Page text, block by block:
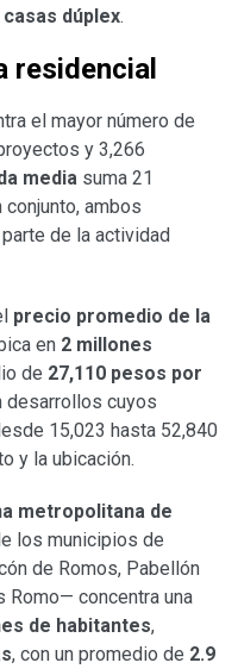
casas dúplex.
residencial
el mayor número de
y 3,266
media suma 21
ambos
de la actividad
precio promedio de la
en 2 millones
de 27,110 pesos por
desarrollos cuyos
15,023 hasta 52,840
y la ubicación.
metropolitana de
los municipios de
de Romos, Pabellón
Romo— concentra una
de habitantes,
, con un promedio de 2.9